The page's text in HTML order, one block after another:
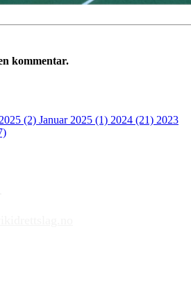
kommentar.
(2) Januar 2025 (1) 2024 (21) 2023